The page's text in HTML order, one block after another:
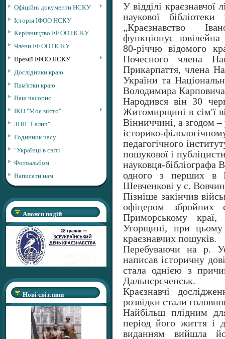
Офіційні документи НСКУ
Історія ІФОО НСКУ
Керівництво ІФ ОО НСКУ
Члени ІФ ОО НСКУ
Премії ІФОО НСКУ
Дослідники краю
Пам'ятки краю
Наш часопис
ІКО "Моє місто"
ЗНП "Галич"
Годинник часу
"Українці в світі"
Фотоальбом
Написати нам
Анонси подій
Нові світлини
У відділі краєзнавчої
наукової
„Краєзнавство
функціонує ювілейна
80-річчю відомого
Почесного члена
Прикарпаття, члена
України та
Володимира
Народився він 30
Житомирщині в сім'ї
Вінниччині, а згодом
історико-
педагогічного
пошукової і
науковця-бібліографа
одного з перших в
Шевченкові у с.
Пізніше закінчив
офіцером збройних
Приморському
Угорщині, при цьому
краєзнавчих пошуків.
Перебуваючи на р.
написав історичну
стала однією з
Дальнєрєченськ.
Краєзнавчі
розвідки стали
Найбільш плідним
період його життя і
виданням вийшла